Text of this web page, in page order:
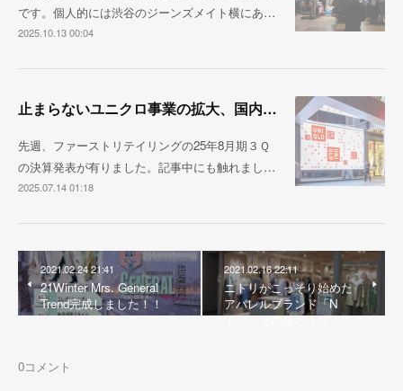
です。個人的には渋谷のジーンズメイト横にあ…
2025.10.13 00:04
止まらないユニクロ事業の拡大、国内売上1兆円が視野に
先週、ファーストリテイリングの25年8月期３Ｑ
の決算発表が有りました。記事中にも触れまし…
2025.07.14 01:18
2021.02.24 21:41
21Winter Mrs. General
Trend完成しました！！
2021.02.16 22:11
ニトリがこっそり始めた
アパレルブランド「N
＋」 その後どうなっ…
0コメント